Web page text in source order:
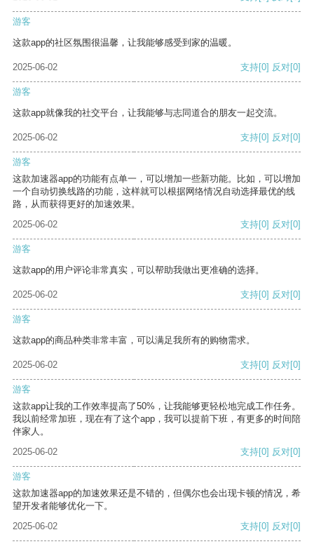
游客
这款app的社区氛围很温馨，让我能够感受到家的温暖。
2025-06-02 支持[0] 反对[0]
游客
这款app就像我的社交平台，让我能够与志同道合的朋友一起交流。
2025-06-02 支持[0] 反对[0]
游客
这款加速器app的功能有点单一，可以增加一些新功能。比如，可以增加
一个自动切换线路的功能，这样就可以根据网络情况自动选择最优的线
路，从而获得更好的加速效果。
2025-06-02
支持[0] 反对[0]
游客
这款app的用户评论非常真实，可以帮助我做出更准确的选择。
2025-06-02 支持[0] 反对[0]
游客
这款app的商品种类非常丰富，可以满足我所有的购物需求。
2025-06-02 支持[0] 反对[0]
游客
这款app让我的工作效率提高了50%，让我能够更轻松地完成工作任务。
我以前经常加班，现在有了这个app，我可以提前下班，有更多的时间陪
伴家人。
2025-06-02
支持[0] 反对[0]
游客
这款加速器app的加速效果还是不错的，但偶尔也会出现卡顿的情况，希
望开发者能够优化一下。
2025-06-02
支持[0] 反对[0]